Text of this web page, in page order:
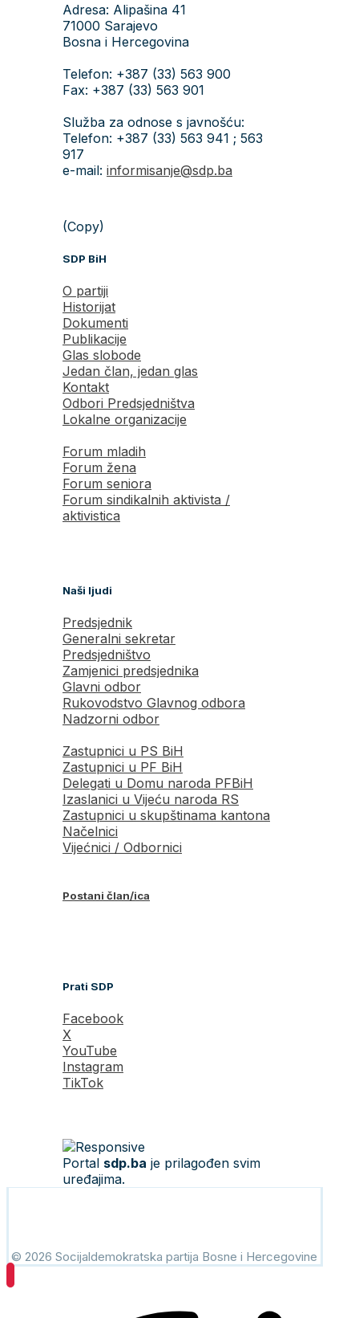
Adresa: Alipašina 41
71000 Sarajevo
Bosna i Hercegovina
Telefon: +387 (33) 563 900
Fax: +387 (33) 563 901
Služba za odnose s javnošću:
Telefon: +387 (33) 563 941 ; 563
917
e-mail: informisanje@sdp.ba
(Copy)
SDP BiH
O partiji
Historijat
Dokumenti
Publikacije
Glas slobode
Jedan član, jedan glas
Kontakt
Odbori Predsjedništva
Lokalne organizacije
Forum mladih
Forum žena
Forum seniora
Forum sindikalnih aktivista /
aktivistica
Naši ljudi
Predsjednik
Generalni sekretar
Predsjedništvo
Zamjenici predsjednika
Glavni odbor
Rukovodstvo Glavnog odbora
Nadzorni odbor
Zastupnici u PS BiH
Zastupnici u PF BiH
Delegati u Domu naroda PFBiH
Izaslanici u Vijeću naroda RS
Zastupnici u skupštinama kantona
Načelnici
Vijećnici / Odbornici
Postani član/ica
Prati SDP
Facebook
X
YouTube
Instagram
TikTok
Portal sdp.ba je prilagođen svim
uređajima.
© 2026 Socijaldemokratska partija Bosne i Hercegovine